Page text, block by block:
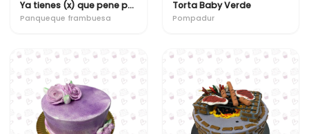
Ya tienes (x) que pene perdón que pena
Panqueque frambuesa
Torta Baby Verde
Pompadur